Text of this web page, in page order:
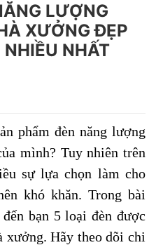
LƯỢNG
XƯỞNG ĐẸP
NHẤT
phẩm đèn năng lượng
mình? Tuy nhiên trên
sự lựa chọn làm cho
khó khăn. Trong bài
bạn 5 loại đèn được
xưởng. Hãy theo dõi chi